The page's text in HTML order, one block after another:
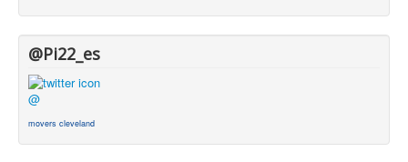
@Pi22_es
@
movers cleveland